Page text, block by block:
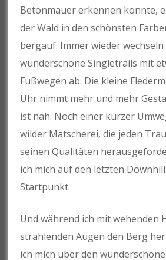
Betonmauer erkennen konnte,
der Wald in den schönsten
bergauf. Immer wieder wechseln
wunderschöne Singletrails mit
Fußwegen ab. Die kleine
Uhr nimmt mehr und mehr
ist nah. Noch einer kurzer
wilder Matscherei, die jeden
seinen Qualitäten
ich mich auf den letzten
Startpunkt.
Und während ich mit wehenden
strahlenden Augen den Berg
ich mich über den